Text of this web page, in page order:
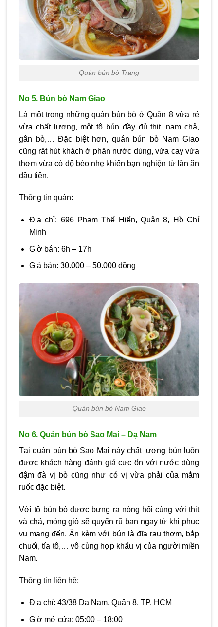
Quán bún bò Trang
No 5. Bún bò Nam Giao
Là một trong những quán bún bò ở Quận 8 vừa rẻ
vừa chất lượng, một tô bún đầy đủ thịt, nam chả,
gân bò,… Đặc biệt hơn, quán bún bò Nam Giao
cũng rất hút khách ở phần nước dùng, vừa cay vừa
thơm vừa có độ béo nhẹ khiến bạn nghiện từ lần ăn
đầu tiên.
Thông tin quán:
Địa chỉ: 696 Phạm Thế Hiển, Quận 8, Hồ Chí
Minh
Giờ bán: 6h – 17h
Giá bán: 30.000 – 50.000 đồng
Quán bún bò Nam Giao
No 6. Quán bún bò Sao Mai – Dạ Nam
Tại quán bún bò Sao Mai này chất lượng bún luôn
được khách hàng đánh giá cực ổn với nước dùng
đậm đà vị bò cũng như có vị vừa phải của mắm
ruốc đặc biệt.
Với tô bún bò được bưng ra nóng hổi cùng với thịt
và chả, móng giò sẽ quyến rũ bạn ngay từ khi phục
vụ mang đến. Ăn kèm với bún là đĩa rau thơm, bắp
chuối, tía tô,… vô cùng hợp khẩu vị của người miền
Nam.
Thông tin liên hệ:
Địa chỉ: 43/38 Dạ Nam, Quận 8, TP. HCM
Giờ mở cửa: 05:00 – 18:00